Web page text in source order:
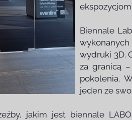
Biennale
wydruki 3D.
za granicą
pokolenia.
jeden ze
jakim jest biennale